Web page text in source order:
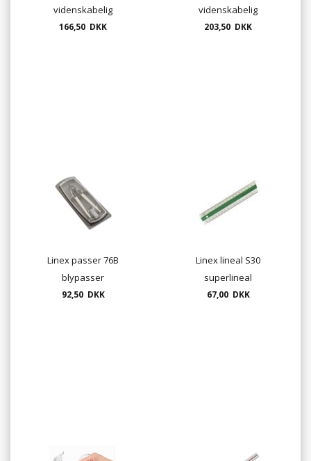
videnskabelig
regnemaskine
166,50 DKK
videnskabelig
regnemaskine
203,50 DKK
Linex passer 76B
blypasser
92,50 DKK
Linex lineal S30
superlineal
67,00 DKK